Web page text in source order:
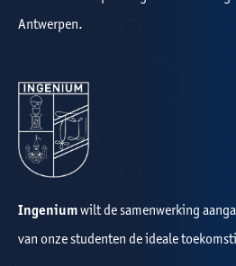
Antwerpen.
Ingeniumwilt de samenwerking
van onze studenten de ideale